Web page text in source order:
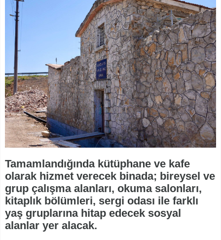
Tamamlandığında kütüphane ve kafe
olarak hizmet verecek binada; bireysel ve
grup çalışma alanları, okuma salonları,
kitaplık bölümleri, sergi odası ile farklı
yaş gruplarına hitap edecek sosyal
alanlar yer alacak.